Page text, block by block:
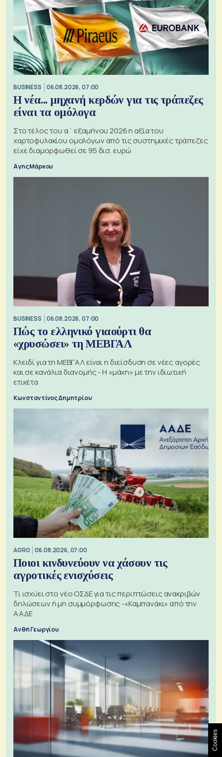
BUSINESS 06.08.2026, 07:00
Η νέα... μηχανή κερδών για τις τράπεζες
είναι τα ομόλογα
Στο τέλος του α΄ εξαμήνου 2026 η αξία του
χαρτοφυλακίου ομολόγων από τις συστημικές τράπεζες
είχε διαμορφωθεί σε 95 δισ. ευρώ
Αγης Μάρκου
BUSINESS 06.08.2026, 07:00
Πώς το ελληνικό γιαούρτι θα
«χρυσώσει» τη ΜΕΒΓΑΛ
Κλειδί για τη ΜΕΒΓΑΛ είναι η διείσδυση σε νέες αγορές
και σε κανάλια διανομής - Η «μάχη» με την ιδιωτική
ετικέτα
Κωνσταντίνος Δημητρίου
AGRO 06.08.2026, 07:00
Ποιοι κινδυνεύουν να χάσουν τις
αγροτικές ενισχύσεις
Τι ισχύει στο νέο ΟΣΔΕ για τις περιπτώσεις ανακριβών
δηλώσεων ή μη συμμόρφωσης -«Καμπανάκι» από την
ΑΑΔΕ
Ανθή Γεωργίου
Cookies